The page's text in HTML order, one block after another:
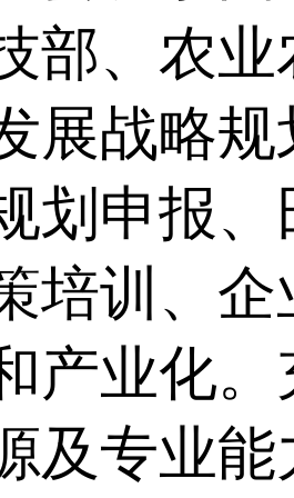
部、农
展战略
划申报
培训、
产业化
及专业